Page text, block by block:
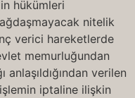
hükümleri
nitelik
verici hareketlerde
memurluğundan
anlaşıldığından verilen
iptaline ilişkin